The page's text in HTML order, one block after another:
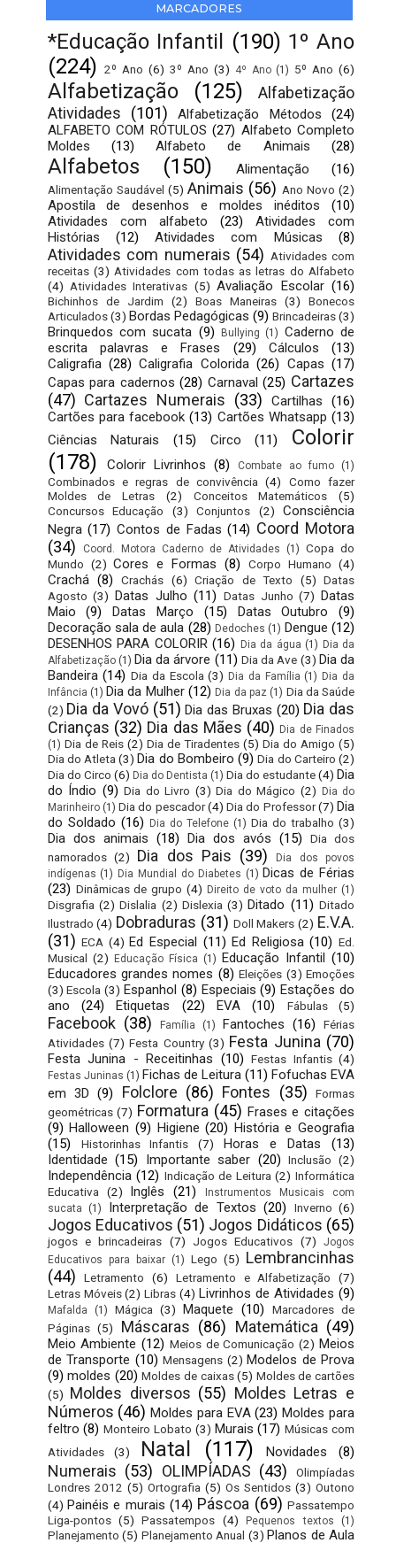
MARCADORES
*Educação Infantil (190) 1º Ano
(224) 2º Ano (6) 3º Ano (3) 4º Ano (1) 5º Ano (6)
Alfabetização (125)
Alfabetização
Atividades
(101) Alfabetização Métodos
(24)
ALFABETO COM RÓTULOS (27) Alfabeto Completo
Moldes
(13) Alfabeto de Animais (28)
Alfabetos (150) Alimentação (16)
Alimentação Saudável (5) Animais (56) Ano Novo (2)
Apostila de desenhos e moldes inéditos
(10)
Atividades com alfabeto
(23)
Atividades com
Histórias
(12) Atividades com Músicas (8)
Atividades com numerais (54) Atividades com
receitas (3) Atividades com todas as letras do Alfabeto
(4) Atividades Interativas (5) Avaliação Escolar (16)
Bichinhos de Jardim (2) Boas Maneiras (3)
Bonecos
Articulados (3) Bordas Pedagógicas (9) Brincadeiras(3)
Brinquedos com sucata (9) Bullying (1) Caderno de
escrita palavras e Frases
(29) Cálculos
(13)
Caligrafia (28) Caligrafia Colorida (26) Capas (17)
Capas para cadernos (28) Carnaval (25) Cartazes
(47) Cartazes Numerais (33) Cartilhas
(16)
Cartões para facebook (13) Cartões Whatsapp (13)
Ciências Naturais
(15) Circo (11)
Colorir
(178)
Colorir Livrinhos (8) Combate ao fumo (1)
Combinados e regras de convivência (4)
Como fazer
Moldes de Letras
(2) Conceitos Matemáticos
(5)
Concursos Educação
(3) Conjuntos (2)
Consciência
Negra (17) Contos de Fadas (14) Coord Motora
(34)
Coord. Motora Caderno de Atividades (1) Copa do
Mundo (2) Cores e Formas (8) Corpo Humano (4)
Crachá (8) Crachás (6) Criação de Texto (5) Datas
Agosto (3) Datas Julho (11) Datas Junho (7) Datas
Maio
(9) Datas Março (15) Datas Outubro
(9)
Decoração sala de aula (28) Dedoches (1) Dengue (12)
DESENHOS PARA COLORIR (16) Dia da água (1) Dia da
Alfabetização (1) Dia da árvore (11) Dia da Ave (3) Dia da
Bandeira (14) Dia da Escola (3) Dia da Família (1) Dia da
Infância (1) Dia da Mulher (12) Dia da paz (1) Dia da Saúde
(2) Dia da Vovó (51) Dia das Bruxas (20) Dia das
Crianças (32) Dia das Mães (40) Dia de Finados
(1) Dia de Reis (2) Dia de Tiradentes (5) Dia do Amigo (5)
Dia do Atleta (3) Dia do Bombeiro (9) Dia do Carteiro (2)
Dia do Circo (6) Dia do Dentista (1) Dia do estudante(4) Dia
do Índio (9) Dia do Livro (3) Dia do Mágico (2)
Dia do
Marinheiro (1) Dia do pescador (4) Dia do Professor (7) Dia
do Soldado (16) Dia do Telefone (1) Dia do trabalho (3)
Dia dos animais (18) Dia dos avós (15)
Dia dos
namorados (2) Dia dos Pais (39)
Dia dos povos
indígenas (1) Dia Mundial do Diabetes (1) Dicas de Férias
(23) Dinâmicas de grupo (4) Direito de voto da mulher (1)
Disgrafia (2) Dislalia (2) Dislexia (3) Ditado (11) Ditado
Ilustrado (4) Dobraduras (31) Doll Makers (2) E.V.A.
(31) ECA (4) Ed Especial (11) Ed Religiosa (10) Ed.
Musical (2) Educação Física (1) Educação Infantil (10)
Educadores grandes nomes (8) Eleições (3) Emoções
(3) Escola (3) Espanhol (8) Especiais (9) Estações do
ano
(24) Etiquetas (22) EVA (10) Fábulas (5)
Facebook (38) Família (1) Fantoches (16)
Férias
Atividades (7) Festa Country (3) Festa Junina (70)
Festa Junina - Receitinhas (10) Festas Infantis (4)
Festas Juninas (1) Fichas de Leitura (11) Fofuchas EVA
em 3D (9) Folclore (86) Fontes (35)
Formas
geométricas (7) Formatura (45) Frases e citações
(9) Halloween (9) Higiene (20) História e Geografia
(15)
Historinhas Infantis (7) Horas e Datas
(13)
Identidade (15) Importante saber (20) Inclusão (2)
Independência (12) Indicação de Leitura (2) Informática
Educativa
(2) Inglês (21)
Instrumentos Musicais com
sucata
(1) Interpretação de Textos (20) Inverno (6)
Jogos Educativos (51) Jogos Didáticos (65)
jogos e brincadeiras (7) Jogos Educativos (7)
Jogos
Educativos para baixar (1) Lego (5) Lembrancinhas
(44)
Letramento (6) Letramento e Alfabetização
(7)
Letras Móveis (2) Libras (4) Livrinhos de Atividades (9)
Mafalda (1) Mágica (3) Maquete (10)
Marcadores de
Páginas (5) Máscaras (86) Matemática (49)
Meio Ambiente (12) Meios de Comunicação (2) Meios
de Transporte (10) Mensagens (2) Modelos de Prova
(9) moldes (20) Moldes de caixas (5) Moldes de cartões
(5) Moldes diversos (55) Moldes Letras e
Números (46) Moldes para EVA (23) Moldes para
feltro (8) Monteiro Lobato (3) Murais (17) Músicas com
Atividades
(3) Natal (117) Novidades (8)
Numerais (53) OLIMPÍADAS (43)
Olimpíadas
Londres 2012 (5) Ortografia (5) Os Sentidos (3) Outono
(4) Painéis e murais (14) Páscoa (69) Passatempo
Liga-pontos (5) Passatempos (4) Pequenos textos (1)
Planejamento (5) Planejamento Anual (3) Planos de Aula